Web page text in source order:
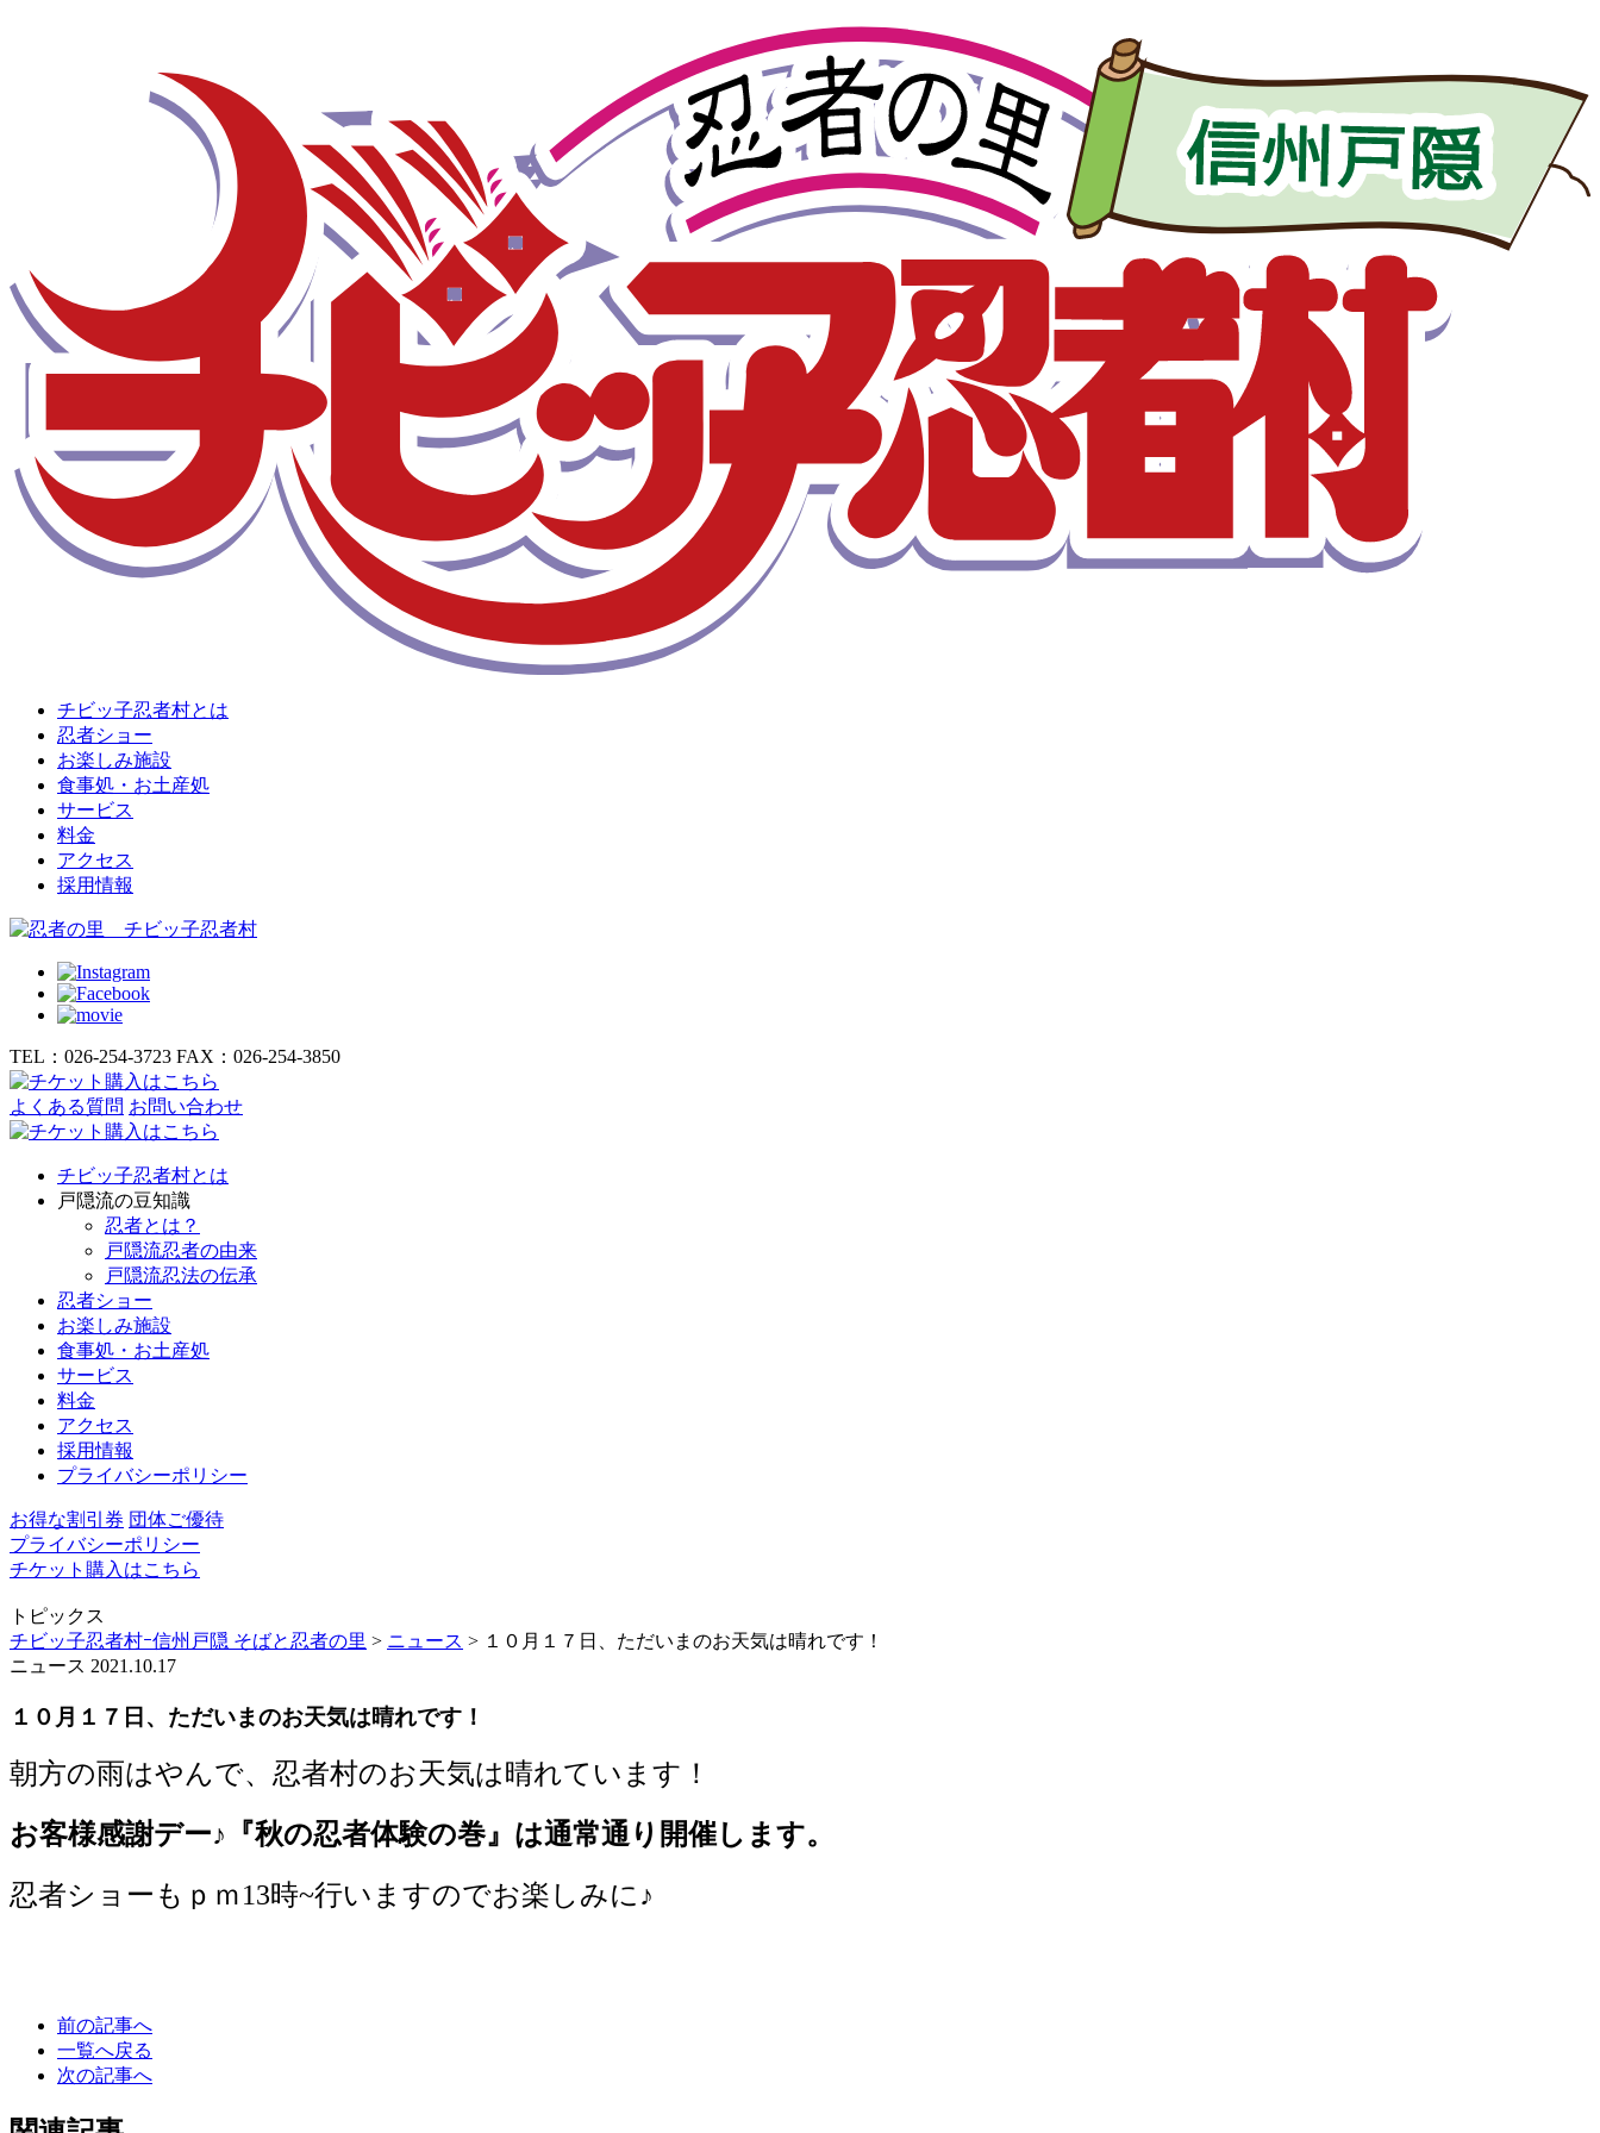
チビッ子忍者村とは
忍者ショー
お楽しみ施設
食事処・お土産処
サービス
料金
アクセス
採用情報
TEL：026-254-3723 FAX：026-254-3850
よくある質問 お問い合わせ
チビッ子忍者村とは
戸隠流の豆知識
忍者とは？
戸隠流忍者の由来
戸隠流忍法の伝承
忍者ショー
お楽しみ施設
食事処・お土産処
サービス
料金
アクセス
採用情報
プライバシーポリシー
お得な割引券 団体ご優待
プライバシーポリシー
チケット購入はこちら
トピックス
チビッ子忍者村ｰ信州戸隠 そばと忍者の里 > ニュース > １０月１７日、ただいまのお天気は晴れです！
ニュース 2021.10.17
１０月１７日、ただいまのお天気は晴れです！
朝方の雨はやんで、忍者村のお天気は晴れています！
お客様感謝デー♪『秋の忍者体験の巻』は通常通り開催します。
忍者ショーもｐｍ13時~行いますのでお楽しみに♪
前の記事へ
一覧へ戻る
次の記事へ